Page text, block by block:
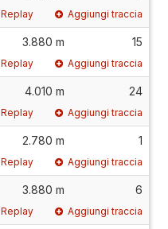
Replay Aggiungi traccia
3.880 m 15
Replay Aggiungi traccia
4.010 m 24
Replay Aggiungi traccia
2.780 m 1
Replay Aggiungi traccia
3.880 m 6
Replay Aggiungi traccia